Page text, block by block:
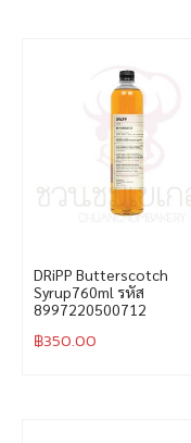
DRiPP Butterscotch
Syrup760ml รหัส
8997220500712
฿350.00